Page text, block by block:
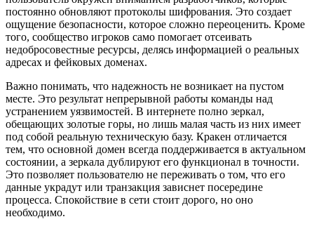
постоянно обновляют протоколы шифрования. Это создает
ощущение безопасности, которое сложно переоценить. Кроме
того, сообщество игроков само помогает отсеивать
недобросовестные ресурсы, делясь информацией о реальных
адресах и фейковых доменах.
Важно понимать, что надежность не возникает на пустом
месте. Это результат непрерывной работы команды над
устранением уязвимостей. В интернете полно зеркал,
обещающих золотые горы, но лишь малая часть из них имеет
под собой реальную техническую базу. Кракен отличается
тем, что основной домен всегда поддерживается в актуальном
состоянии, а зеркала дублируют его функционал в точности.
Это позволяет пользователю не переживать о том, что его
данные украдут или транзакция зависнет посередине
процесса. Спокойствие в сети стоит дорого, но оно
необходимо.